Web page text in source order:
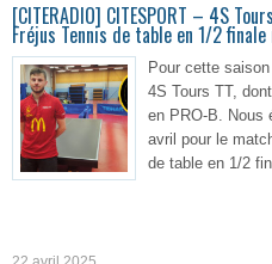
[CITERADIO] CITESPORT – 4S
Fréjus Tennis de table en 1/2
Pour cette
4S Tours TT,
en PRO-B. Nous
avril pour le
de table en 1/2